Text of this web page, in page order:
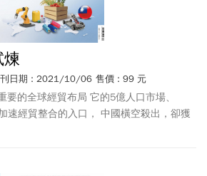
煉
日期 : 2021/10/06 售價 : 99 元
要的全球經貿布局 它的5億人口市場、
速經貿整合的入口， 中國橫空殺出，卻獲